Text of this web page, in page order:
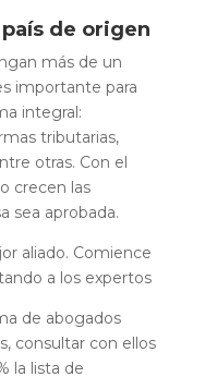
de origen
más de un
importante para
integral:
tributarias,
otras. Con el
crecen las
sea aprobada.
aliado. Comience
a los expertos
de abogados
consultar con ellos
la lista de